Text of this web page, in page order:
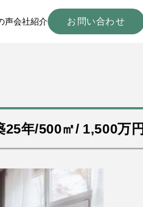
声会社紹介 お問い合わせ
25年/500㎡/ 1,500万円